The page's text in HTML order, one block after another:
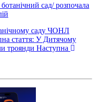
сад/ розпочала
саду ЧОНЛ
стаття: У Дитячому
троянди Наступна